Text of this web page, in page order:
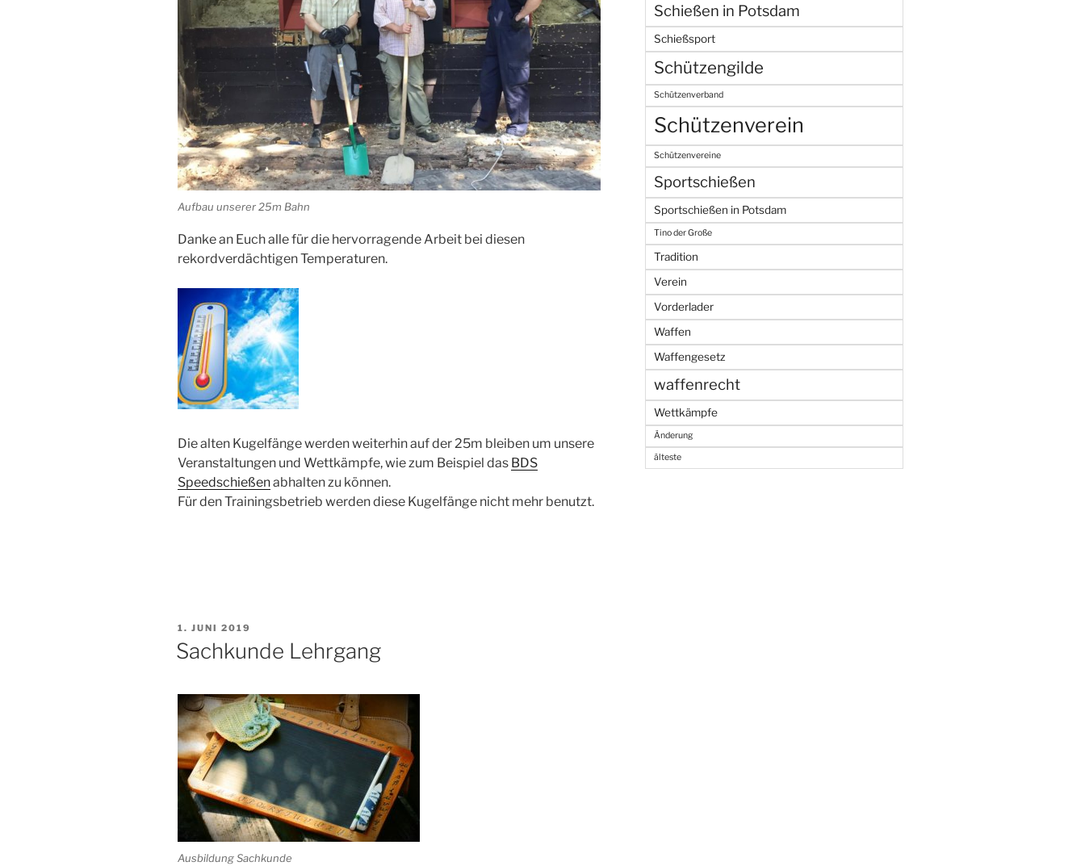
Aufbau unserer 25m Bahn
Danke an Euch alle für die hervorragende Arbeit bei diesen
rekordverdächtigen Temperaturen.
Die alten Kugelfänge werden weiterhin auf der 25m bleiben um unsere
Veranstaltungen und Wettkämpfe, wie zum Beispiel das BDS
Speedschießenabhalten zu können.
Für den Trainingsbetrieb werden diese Kugelfänge nicht mehr benutzt.
VERÖFFENTLICHT
AM
1. JUNI 2019
Sachkunde Lehrgang
Ausbildung Sachkunde
Schießen in Potsdam
Schießsport
Schützengilde
Schützenverband
Schützenverein
Schützenvereine
Sportschießen
Sportschießen in Potsdam
Tino der Große
Tradition
Verein
Vorderlader
Waffen
Waffengesetz
waffenrecht
Wettkämpfe
Änderung
älteste